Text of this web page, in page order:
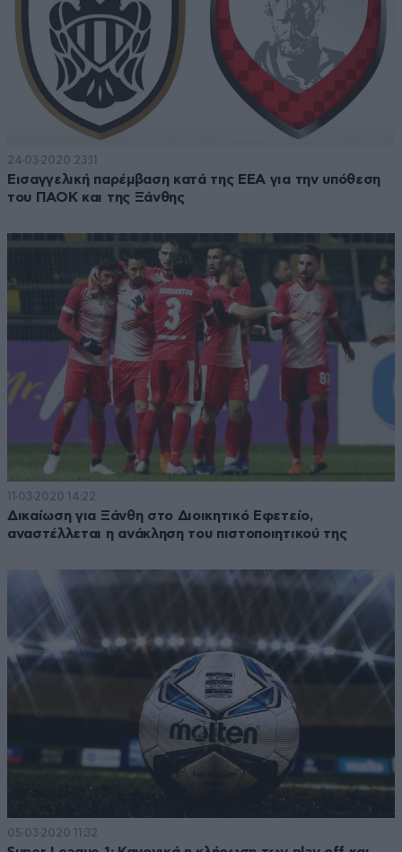
24·03·2020 23:11
Εισαγγελική παρέμβαση κατά της ΕΕΑ για την υπόθεση
του ΠΑΟΚ και της Ξάνθης
11·03·2020 14:22
Δικαίωση για Ξάνθη στο Διοικητικό Εφετείο,
αναστέλλεται η ανάκληση του πιστοποιητικού της
05·03·2020 11:32